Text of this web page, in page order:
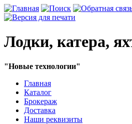
Лодки, катера,
"Новые технологии"
Главная
Каталог
Брокераж
Доставка
Наши реквизиты